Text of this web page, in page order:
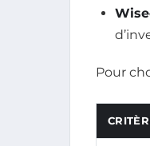
Pour